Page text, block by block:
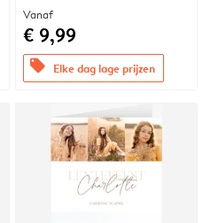
Vanaf
€ 9,99
offers Elke dag lage prijzen